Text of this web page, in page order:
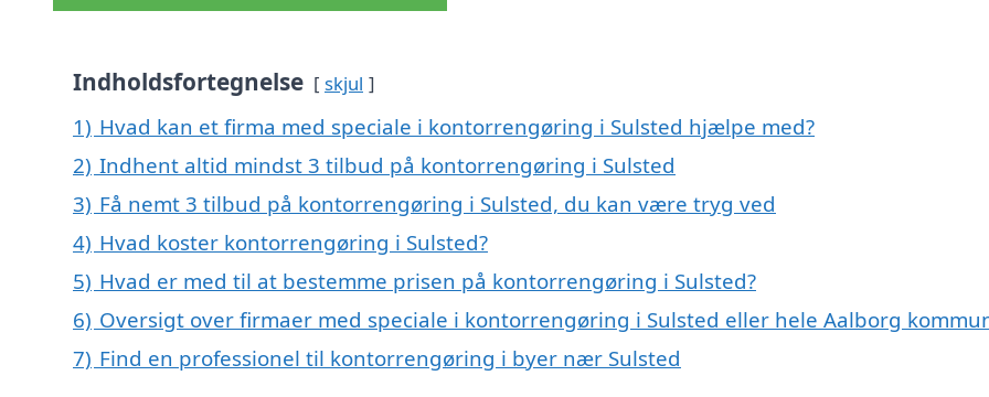
Indholdsfortegnelse skjul
1) Hvad kan et firma med speciale i kontorrengøring i Sulsted hjælpe med?
2) Indhent altid mindst 3 tilbud på kontorrengøring i Sulsted
3) Få nemt 3 tilbud på kontorrengøring i Sulsted, du kan være tryg ved
4) Hvad koster kontorrengøring i Sulsted?
5) Hvad er med til at bestemme prisen på kontorrengøring i Sulsted?
6) Oversigt over firmaer med speciale i kontorrengøring i Sulsted eller hele Aalborg
7) Find en professionel til kontorrengøring i byer nær Sulsted